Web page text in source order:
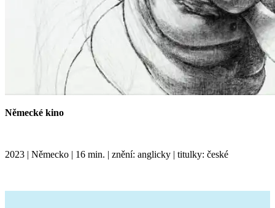
Německé kino
2023 Německo 16 min. znění: anglicky titulky: české